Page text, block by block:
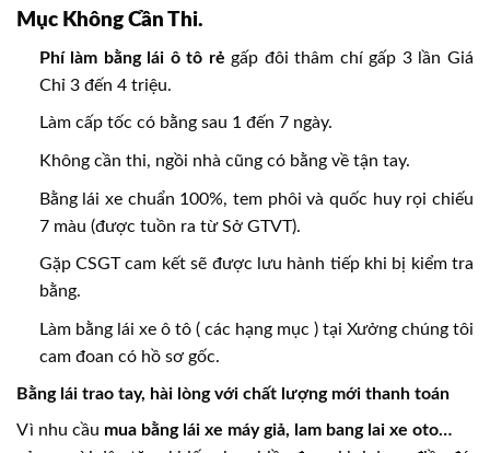
Mục Không Cần Thi.
Phí làm bằng lái ô tô rẻ gấp đôi thâm chí gấp 3 lần Giá
Chỉ 3 đến 4 triệu.
Làm cấp tốc có bằng sau 1 đến 7 ngày.
Không cần thi, ngồi nhà cũng có bằng về tận tay.
Bằng lái xe chuẩn 100%, tem phôi và quốc huy rọi chiếu
7 màu (được tuồn ra từ Sở GTVT).
Gặp CSGT cam kết sẽ được lưu hành tiếp khi bị kiểm tra
bằng.
Làm bằng lái xe ô tô ( các hạng mục ) tại Xưởng chúng tôi
cam đoan có hồ sơ gốc.
Bằng lái trao tay, hài lòng với chất lượng mới thanh toán
Vì nhu cầu mua bằng lái xe máy giả, lam bang lai xe oto…